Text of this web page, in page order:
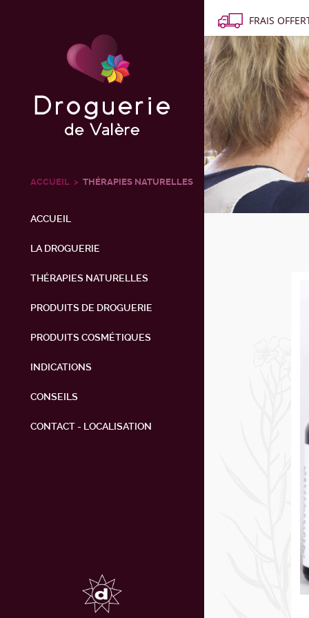
ACCUEIL THÉRAPIES NATURELLES
ACCUEIL
LA DROGUERIE
THÉRAPIES NATURELLES
PRODUITS DE DROGUERIE
PRODUITS COSMÉTIQUES
INDICATIONS
CONSEILS
CONTACT - LOCALISATION
FRAIS